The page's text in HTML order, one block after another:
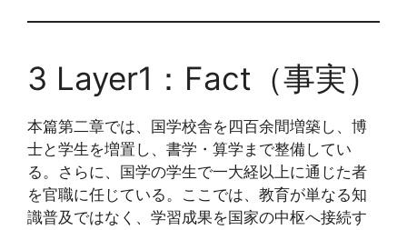
3 Layer1：Fact（事実）
本篇第二章では、国学校舎を四百余間増築し、博
士と学生を増置し、書学・算学まで整備してい
る。さらに、国学の学生で一大経以上に通じた者
を官職に任じている。ここでは、教育が単なる知
識普及ではなく、学習成果を国家の中枢へ接続す